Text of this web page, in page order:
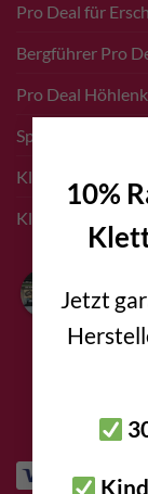
10%
Jetzt
Pro Deal für
Bergführer Pro
Pro Deal
Sponsoring Events
Kletterführer
Klettern Innsbruck
4.9
Basierend